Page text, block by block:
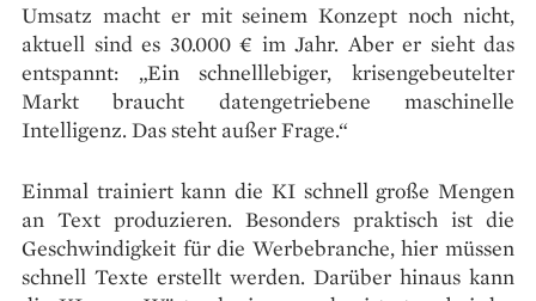
Umsatz macht er mit seinem Konzept noch nicht,
aktuell sind es 30.000 € im Jahr. Aber er sieht das
entspannt: „Ein schnelllebiger, krisengebeutelter
Markt braucht datengetriebene maschinelle
Intelligenz. Das steht außer Frage.“
Einmal trainiert kann die KI schnell große Mengen
an Text produzieren. Besonders praktisch ist die
Geschwindigkeit für die Werbebranche, hier müssen
schnell Texte erstellt werden. Darüber hinaus kann